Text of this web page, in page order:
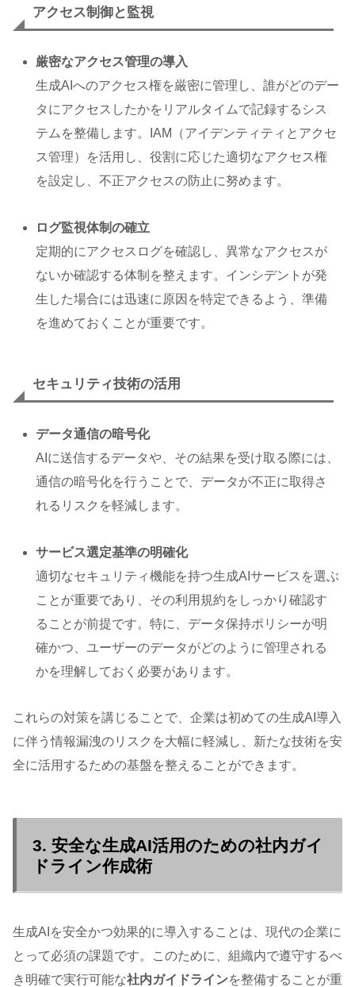
アクセス制御と監視
厳密なアクセス管理の導入
生成AIへのアクセス権を厳密に管理し、誰がどのデー
タにアクセスしたかをリアルタイムで記録するシス
テムを整備します。IAM（アイデンティティとアクセ
ス管理）を活用し、役割に応じた適切なアクセス権
を設定し、不正アクセスの防止に努めます。
ログ監視体制の確立
定期的にアクセスログを確認し、異常なアクセスが
ないか確認する体制を整えます。インシデントが発
生した場合には迅速に原因を特定できるよう、準備
を進めておくことが重要です。
セキュリティ技術の活用
データ通信の暗号化
AIに送信するデータや、その結果を受け取る際には、
通信の暗号化を行うことで、データが不正に取得さ
れるリスクを軽減します。
サービス選定基準の明確化
適切なセキュリティ機能を持つ生成AIサービスを選ぶ
ことが重要であり、その利用規約をしっかり確認す
ることが前提です。特に、データ保持ポリシーが明
確かつ、ユーザーのデータがどのように管理される
かを理解しておく必要があります。
これらの対策を講じることで、企業は初めての生成AI導入
に伴う情報漏洩のリスクを大幅に軽減し、新たな技術を安
全に活用するための基盤を整えることができます。
3. 安全な生成AI活用のための社内ガイ
ドライン作成術
生成AIを安全かつ効果的に導入することは、現代の企業に
とって必須の課題です。このために、組織内で遵守するべ
き明確で実行可能な社内ガイドラインを整備することが重